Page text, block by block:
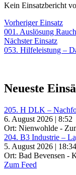
Kein Einsatzbericht
Vorheriger Einsatz
001. Auslösung
Nächster Einsatz
053. Hilfeleistung –
Neueste
205. H DLK –
6. August 2026 | 8:52
Ort: Nienwohlde -
204. B3 Industrie –
5. August 2026 | 18:34
Ort: Bad Bevensen -
Zum Feed